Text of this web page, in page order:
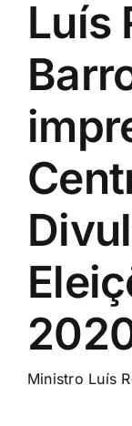
Buscar
resultados
para:
Luís
Ministro Luís